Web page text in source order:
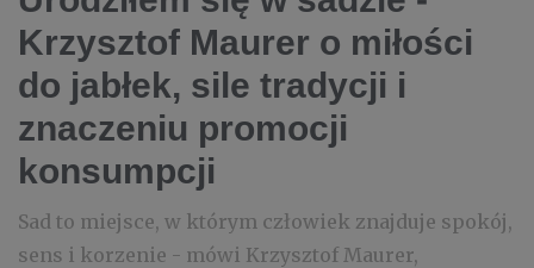
Krzysztof Maurer o miłości
do jabłek, sile tradycji i
znaczeniu promocji
konsumpcji
Sad to miejsce, w którym człowiek znajduje spokój,
sens i korzenie - mówi Krzysztof Maurer,